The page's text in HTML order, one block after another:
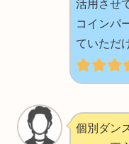
活用させ
コインパ
ていただ
個別ダン